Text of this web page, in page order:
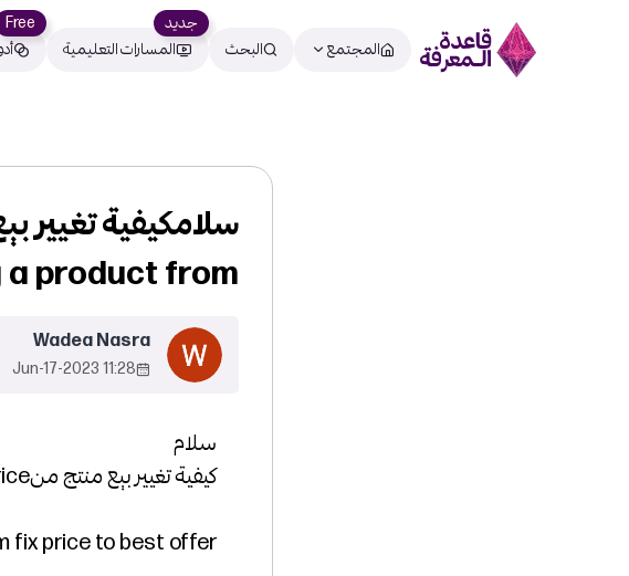
المجتمع البحث المسارات التعليمية
جديد
Free
سلام
كيفية تغيير بيع منتج منfixe price إلىbest offer
fix price to best offer
product from…
Wadea Nasra
11:28 2023-Jun-17